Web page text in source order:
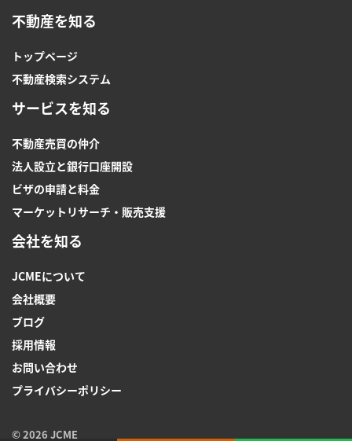
不動産を知る
トップページ
不動産検索システム
サービスを知る
不動産売買の仲介
法人設立と銀行口座開設
ビザの申請と料金
マーケットリサーチ・販売支援
会社を知る
JCMEについて
会社概要
ブログ
採用情報
お問い合わせ
プライバシーポリシー
© 2026 JCME